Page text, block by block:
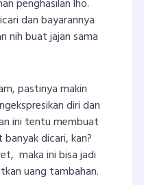
penghasilan lho.
dan bayarannya
nih buat jajan sama
pastinya makin
diri dan
ini tentu membuat
dicari, kan?
maka ini bisa jadi
uang tambahan.